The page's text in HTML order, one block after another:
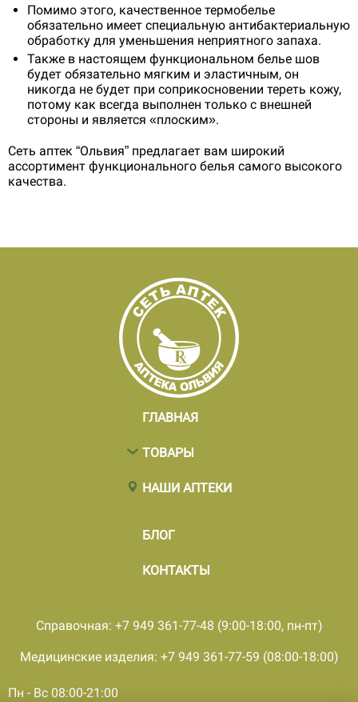
Помимо этого, качественное термобелье
обязательно имеет специальную антибактериальную
обработку для уменьшения неприятного запаха.
Также в настоящем функциональном белье шов
будет обязательно мягким и эластичным, он
никогда не будет при соприкосновении тереть кожу,
потому как всегда выполнен только с внешней
стороны и является «плоским».
Сеть аптек “Ольвия” предлагает вам широкий
ассортимент функционального белья самого высокого
качества.
ГЛАВНАЯ
ТОВАРЫ
НАШИ АПТЕКИ
БЛОГ
КОНТАКТЫ
Пн - Вс 08:00-21:00
Справочная: +7 949 361-77-48 (9:00-18:00, пн-пт)
Медицинские изделия: +7 949 361-77-59 (08:00-18:00)